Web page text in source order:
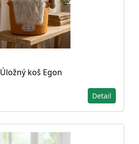
Úložný koš Egon
Detail